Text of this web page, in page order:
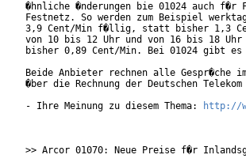
�hnliche �nderungen bie 01024 auch f�r
Festnetz. So werden zum Beispiel
3,9 Cent/Min f�llig, statt bisher 1,3
von 10 bis 12 Uhr und von 16 bis 18
bisher 0,89 Cent/Min. Bei 01024 gibt es
Beide Anbieter rechnen alle Gespr�che
�ber die Rechnung der Deutschen
- Ihre Meinung zu diesem Thema:
http://
>> Arcor 01070: Neue Preise f�r